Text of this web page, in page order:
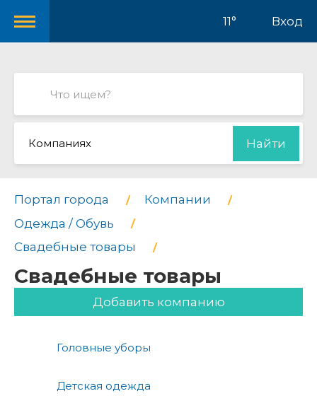
11° Вход
Компаниях Найти
Портал города
Компании
Одежда / Обувь
Свадебные товары
Свадебные товары
Добавить компанию
Головные уборы
Детская одежда